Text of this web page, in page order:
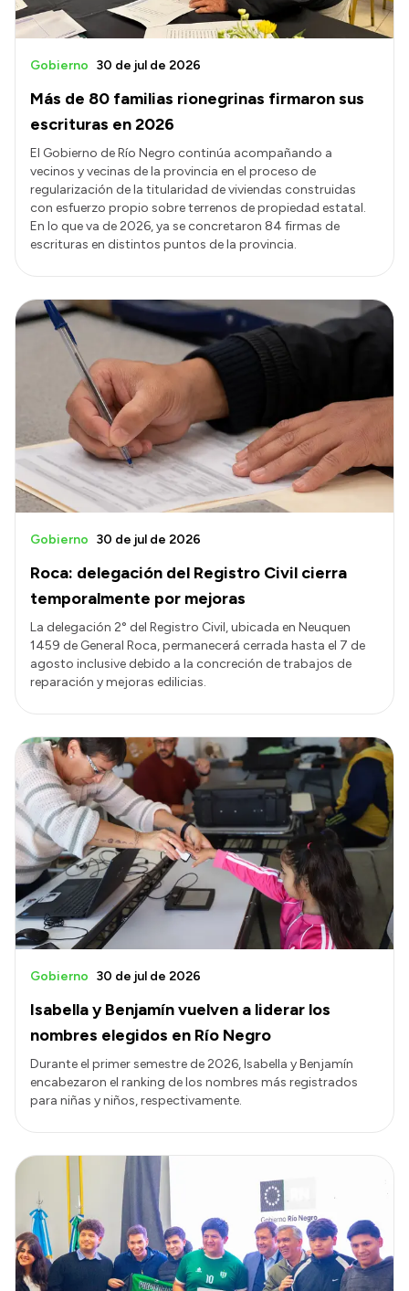
Más de 80 familias rionegrinas firmaron sus
escrituras en 2026
Gobierno 30 de jul de 2026
El Gobierno de Río Negro continúa acompañando a
vecinos y vecinas de la provincia en el proceso de
regularización de la titularidad de viviendas construidas
con esfuerzo propio sobre terrenos de propiedad estatal.
En lo que va de 2026, ya se concretaron 84 firmas de
escrituras en distintos puntos de la provincia.
Roca: delegación del Registro Civil cierra
temporalmente por mejoras
Gobierno 30 de jul de 2026
La delegación 2° del Registro Civil, ubicada en Neuquen
1459 de General Roca, permanecerá cerrada hasta el 7 de
agosto inclusive debido a la concreción de trabajos de
reparación y mejoras edilicias.
Isabella y Benjamín vuelven a liderar los
nombres elegidos en Río Negro
Gobierno 30 de jul de 2026
Durante el primer semestre de 2026, Isabella y Benjamín
encabezaron el ranking de los nombres más registrados
para niñas y niños, respectivamente.